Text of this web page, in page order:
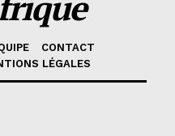
CONTACT
LÉGALES